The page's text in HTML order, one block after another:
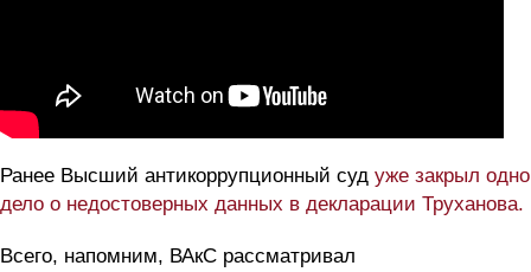
Ранее Высший антикоррупционный суд уже закрыл одно
дело о недостоверных данных в декларации Труханова.
Всего, напомним, ВАкС рассматривал